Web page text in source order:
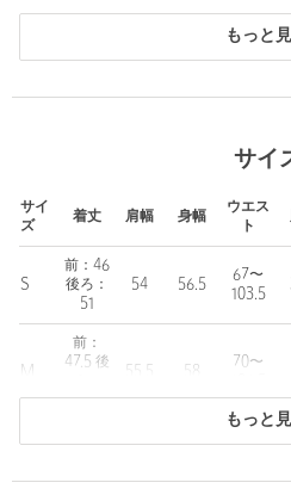
デイリーづかいしやすい快適な着
軽さと機能を備えた、アーバンセッ
クロップドシャツとイージーパン
もサマーシーズンに着回しのきく
シャツは小さめのオープンカラー
ブデザイン。
裾に施したドローコードでシルエッ
映える一着です。
パンツはほどよいゆとりを持たせた
ウエストゴムのイージー型で、軽
暑い時季にうれしい接触冷感やUV
便性の高さは、シティーユースは
もっと
サイ
サイ
ズ
着丈 肩幅 身幅
ウエス
ト
S
前：46
後ろ：
51
54 56.5
67〜
103.5
前：
47.5 後
52.5
58
70〜
もっと